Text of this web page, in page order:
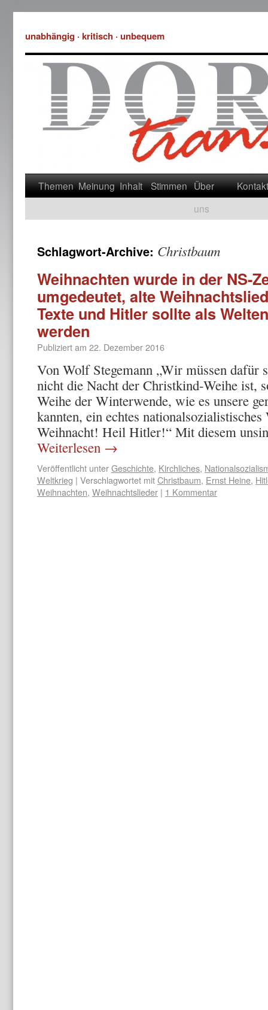
unabhängig · kritisch · unbequem
Themen Meinung Inhalt Stimmen Über
uns
Kontakt
Schlagwort-Archive: Christbaum
Weihnachten wurde in der NS-
umgedeutet, alte
Texte und Hitler sollte als
werden
Publiziert am 22. Dezember 2016
Von Wolf Stegemann „Wir müssen dafür
nicht die Nacht der Christkind-Weihe ist,
Weihe der Winterwende, wie es unsere
kannten, ein echtes
Weihnacht! Heil Hitler!“ Mit diesem
Weiterlesen →
Veröffentlicht unterGeschichte, Kirchliches,
Weltkrieg | Verschlagwortet mitChristbaum, Ernst Heine,
Weihnachten, Weihnachtslieder | 1 Kommentar